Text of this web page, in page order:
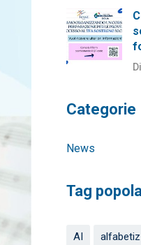
Categorie
News
Tag
AI